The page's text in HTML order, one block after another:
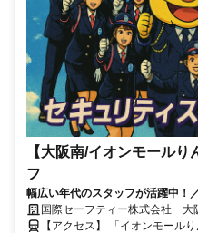
【大阪南/イオンモール
フ
幅広い年代のスタッフが活躍中！
国際セーフティー株式会社 大
【アクセス】 「イオンモール